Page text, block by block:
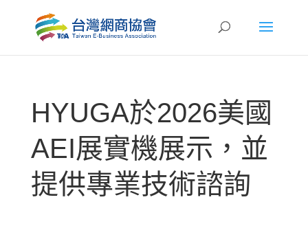
HYUGA於2026美國
AEI展實機展示，並
提供專業技術諮詢